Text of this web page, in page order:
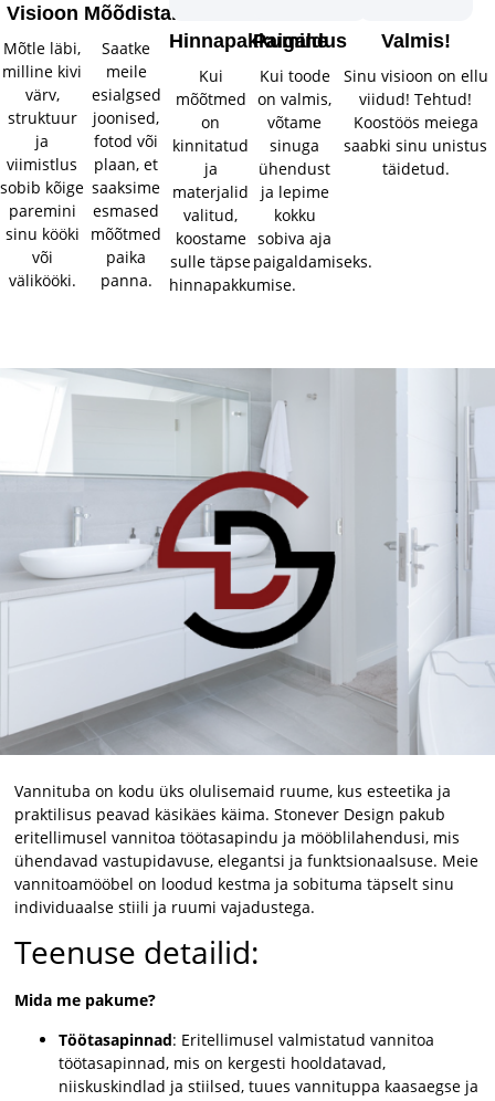
Visioon
Mõtle läbi,
milline kivi
värv,
struktuur
ja
viimistlus
sobib kõige
paremini
sinu kööki
või
välikööki.
Mõõdistamine
Saatke
meile
esialgsed
joonised,
fotod või
plaan, et
saaksime
esmased
mõõtmed
paika
panna.
Hinnapakkumine
Kui
mõõtmed
on
kinnitatud
ja
materjalid
valitud,
koostame
sulle täpse
hinnapakkumise.
Paigaldus
Kui toode
on valmis,
võtame
sinuga
ühendust
ja lepime
kokku
sobiva aja
paigaldamiseks.
Valmis!
Sinu visioon on ellu
viidud! Tehtud!
Koostöös meiega
saabki sinu unistus
täidetud.
Vannituba on kodu üks olulisemaid ruume, kus esteetika ja
praktilisus peavad käsikäes käima. Stonever Design pakub
eritellimusel vannitoa töötasapindu ja mööblilahendusi, mis
ühendavad vastupidavuse, elegantsi ja funktsionaalsuse. Meie
vannitoamööbel on loodud kestma ja sobituma täpselt sinu
individuaalse stiili ja ruumi vajadustega.
Teenuse detailid:
Mida me pakume?
Töötasapinnad: Eritellimusel valmistatud vannitoa
töötasapinnad, mis on kergesti hooldatavad,
niiskuskindlad ja stiilsed, tuues vannituppa kaasaegse ja